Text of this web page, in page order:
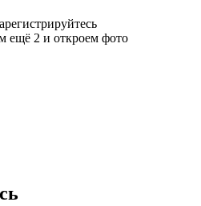
ещё 2 и откроем фото